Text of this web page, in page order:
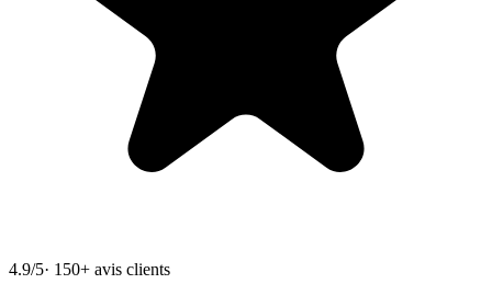
4.9/5· 150+ avis clients